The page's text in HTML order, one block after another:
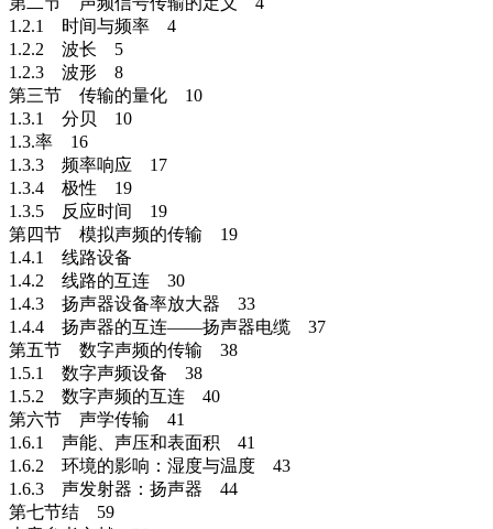
1.2.1 时间与频率 4
1.2.2 波长 5
1.2.3 波形 8
第三节 传输的量化 10
1.3.1 分贝 10
1.3.率 16
1.3.3 频率响应 17
1.3.4 极性 19
1.3.5 反应时间 19
第四节 模拟声频的传输 19
1.4.1 线路设备
1.4.2 线路的互连 30
1.4.3 扬声器设备率放大器 33
1.4.4 扬声器的互连——扬声器电缆 37
第五节 数字声频的传输 38
1.5.1 数字声频设备 38
1.5.2 数字声频的互连 40
第六节 声学传输 41
1.6.1 声能、声压和表面积 41
1.6.2 环境的影响：湿度与温度 43
1.6.3 声发射器：扬声器 44
第七节结 59